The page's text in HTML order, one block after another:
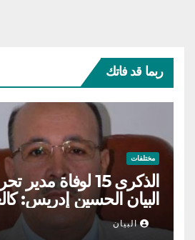
ربما قد فاتك
مختلفات
الذكرى 15 لوفاة
البيان الحسين إدريس:
عاش شامخا ورحل واقفا
البيان